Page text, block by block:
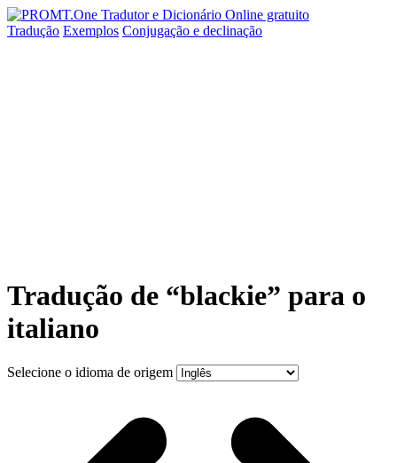
Tradução Exemplos Conjugação e declinação
Tradução de “blackie” para o
italiano
Selecione o idioma de origem